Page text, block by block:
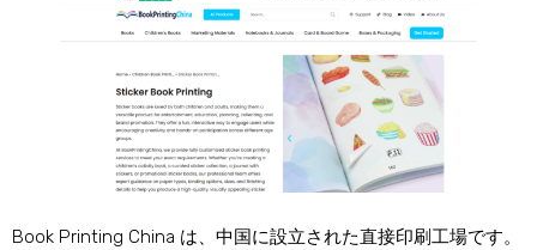
Book Printing China は、中国に設立された直接印刷工場です。